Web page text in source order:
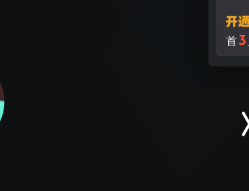
首3